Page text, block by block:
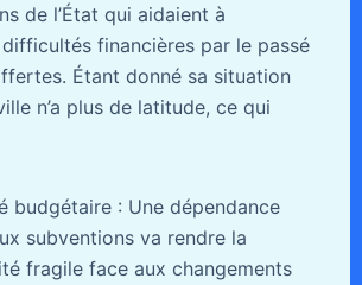
de l’État qui aidaient à
financières par le passé
Étant donné sa situation
n’a plus de latitude, ce qui
budgétaire : Une dépendance
subventions va rendre la
fragile face aux changements